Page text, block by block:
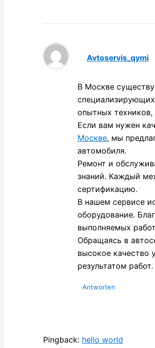
Avtoservis_qymi
В Москве
опытных
Если вам нужен
Москве, мы
автомобиля.
Ремонт и
знаний. Каждый
сертификацию.
В нашем сервисе
оборудование.
выполняемых
Обращаясь в
высокое качество
результатом работ.
Antworten
Pingback: hello world